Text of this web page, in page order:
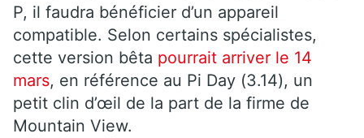
P, il faudra bénéficier d’un appareil
compatible. Selon certains spécialistes,
cette version bêta pourrait arriver le 14
mars, en référence au Pi Day (3.14), un
petit clin d’œil de la part de la firme de
Mountain View.